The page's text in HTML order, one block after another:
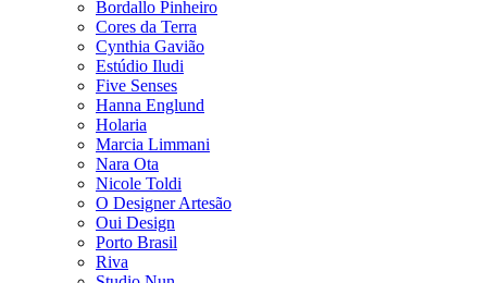
Bordallo Pinheiro
Cores da Terra
Cynthia Gavião
Estúdio Iludi
Five Senses
Hanna Englund
Holaria
Marcia Limmani
Nara Ota
Nicole Toldi
O Designer Artesão
Oui Design
Porto Brasil
Riva